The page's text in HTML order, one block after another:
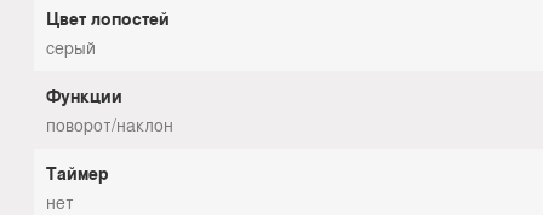
Цвет лопостей
серый
Функции
поворот/наклон
Таймер
нет